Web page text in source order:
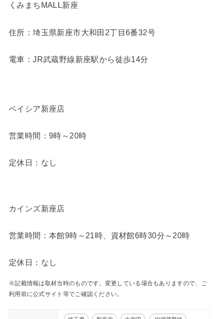
くみまちMALL新座
住所：埼玉県新座市大和田2丁目6番32号
電車：JR武蔵野線新座駅から徒歩14分
ベイシア新座店
営業時間：9時～20時
定休日：なし
カインズ新座店
営業時間：本館9時～21時、資材館6時30分～20時
定休日：なし
※記載情報は取材当時のものです。変更している場合もありますので、ご
利用前に公式サイト等でご確認ください。